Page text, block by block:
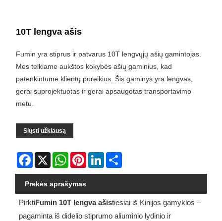
10T lengva ašis
Fumin yra stiprus ir patvarus 10T lengvųjų ašių gamintojas.
Mes teikiame aukštos kokybės ašių gaminius, kad
patenkintume klientų poreikius. Šis gaminys yra lengvas,
gerai suprojektuotas ir gerai apsaugotas transportavimo
metu.
Siųsti užklausą
Facebook
X WhatsAppPinterestLinkedIn
Prekės aprašymas
PirktiFumin 10T lengva ašistiesiai iš Kinijos gamyklos –
pagaminta iš didelio stiprumo aliuminio lydinio ir